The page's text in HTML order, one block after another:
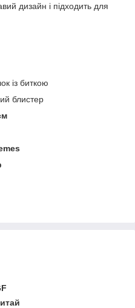
дизайн і підходить для
із биткою
блистер